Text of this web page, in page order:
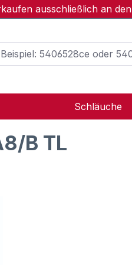
ausschließlich an
Schläuche
B TL